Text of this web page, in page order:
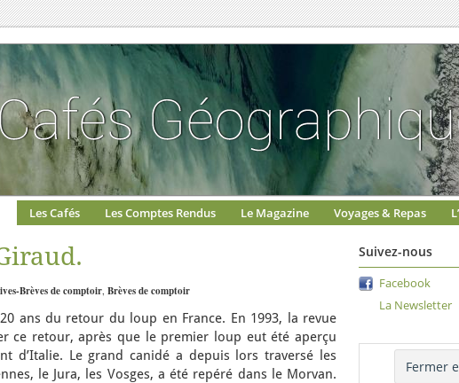
Les Cafés Les Comptes Rendus Le Magazine Voyages & Repas
Brèves de comptoir, Brèves de comptoir
ans du retour du loup en France. En 1993, la revue
ce retour, après que le premier loup eut été aperçu
d’Italie. Le grand canidé a depuis lors traversé les
le Jura, les Vosges, a été repéré dans le Morvan.
Suivez-nous
Facebook
La Newsletter